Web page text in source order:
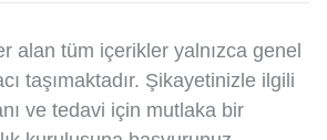
alan tüm içerikler yalnızca genel
taşımaktadır. Şikayetinizle ilgili
ve tedavi için mutlaka bir